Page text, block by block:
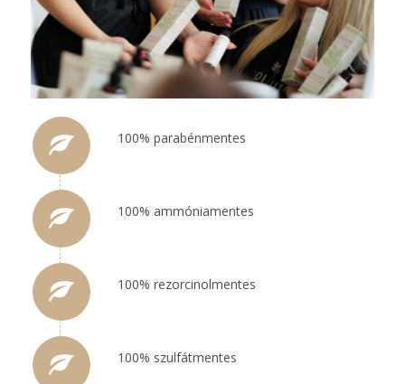
100% parabénmentes
100% ammóniamentes
100% rezorcinolmentes
100% szulfátmentes